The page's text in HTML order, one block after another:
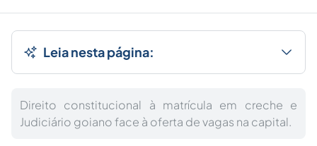
Leia nesta página:
Direito constitucional à matrícula em creche e
Judiciário goiano face à oferta de vagas na capital.